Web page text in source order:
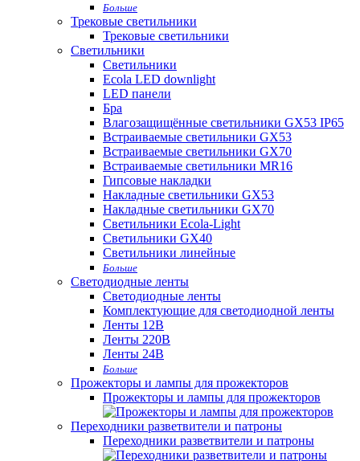
Больше
Трековые светильники
Трековые светильники
Светильники
Светильники
Ecola LED downlight
LED панели
Бра
Влагозащищённые светильники GX53 IP65
Встраиваемые светильники GX53
Встраиваемые светильники GX70
Встраиваемые светильники MR16
Гипсовые накладки
Накладные светильники GX53
Накладные светильники GX70
Светильники Ecola-Light
Светильники GX40
Светильники линейные
Больше
Светодиодные ленты
Светодиодные ленты
Комплектующие для светодиодной ленты
Ленты 12В
Ленты 220В
Ленты 24В
Больше
Прожекторы и лампы для прожекторов
Прожекторы и лампы для прожекторов
Переходники разветвители и патроны
Переходники разветвители и патроны